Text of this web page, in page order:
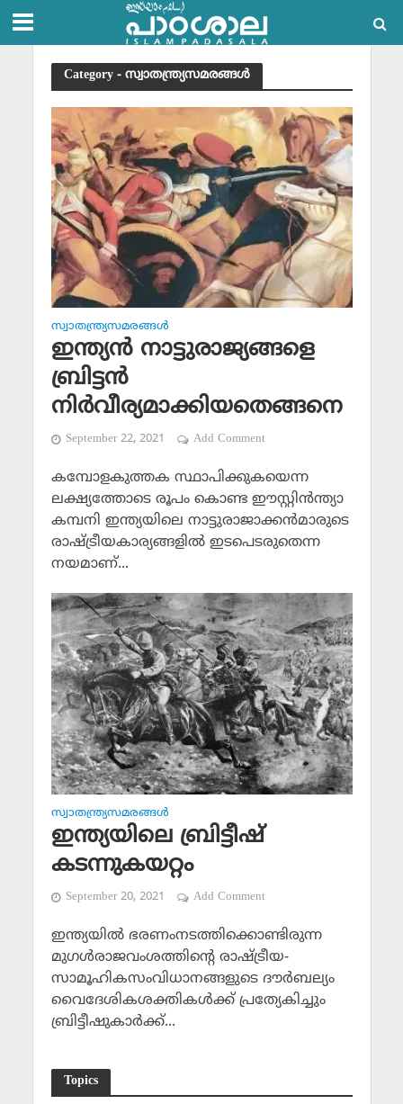
Category - സ്വാതന്ത്ര്യസമരങ്ങള്‍
സ്വാതന്ത്ര്യസമരങ്ങള്‍
ഇന്ത്യന്‍ നാട്ടുരാജ്യങ്ങളെ
ബ്രിട്ടന്‍
നിര്‍വീര്യമാക്കിയതെങ്ങനെ
September 22, 2021 Add Comment
കമ്പോളകുത്തക സ്ഥാപിക്കുകയെന്ന
ലക്ഷ്യത്തോടെ രൂപം കൊണ്ട ഈസ്റ്റിന്‍ന്ത്യാ
കമ്പനി ഇന്ത്യയിലെ നാട്ടുരാജാക്കന്‍മാരുടെ
രാഷ്ട്രീയകാര്യങ്ങളില്‍ ഇടപെടരുതെന്ന
നയമാണ്...
സ്വാതന്ത്ര്യസമരങ്ങള്‍
ഇന്ത്യയിലെ ബ്രിട്ടീഷ്
കടന്നുകയറ്റം
September 20, 2021 Add Comment
ഇന്ത്യയില്‍ ഭരണംനടത്തിക്കൊണ്ടിരുന്ന
മുഗള്‍രാജവംശത്തിന്റെ രാഷ്ട്രീയ-
സാമൂഹികസംവിധാനങ്ങളുടെ ദൗര്‍ബല്യം
വൈദേശികശക്തികള്‍ക്ക് പ്രത്യേകിച്ചും
ബ്രിട്ടീഷുകാര്‍ക്ക്...
Topics